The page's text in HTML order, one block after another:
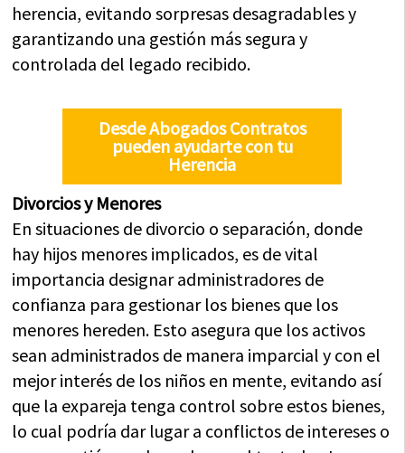
herencia, evitando sorpresas desagradables y
garantizando una gestión más segura y
controlada del legado recibido.
Desde Abogados Contratos
pueden ayudarte con tu
Herencia
Divorcios y Menores
En situaciones de divorcio o separación, donde
hay hijos menores implicados, es de vital
importancia designar administradores de
confianza para gestionar los bienes que los
menores hereden. Esto asegura que los activos
sean administrados de manera imparcial y con el
mejor interés de los niños en mente, evitando así
que la expareja tenga control sobre estos bienes,
lo cual podría dar lugar a conflictos de intereses o